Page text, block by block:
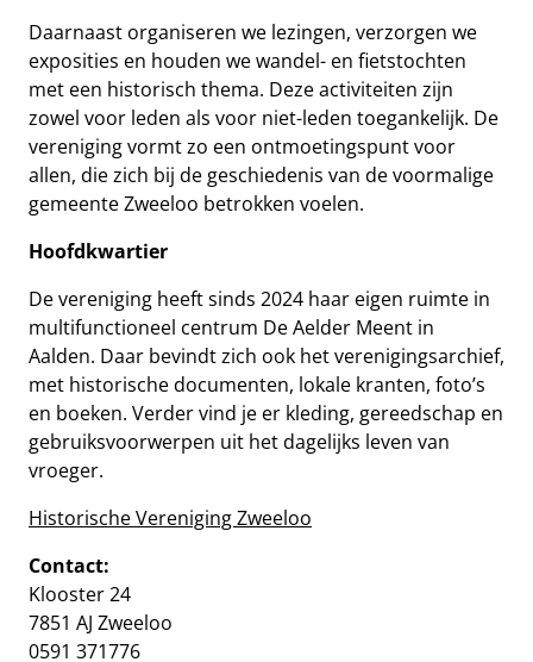
Daarnaast organiseren we lezingen, verzorgen we
exposities en houden we wandel- en fietstochten
met een historisch thema. Deze activiteiten zijn
zowel voor leden als voor niet-leden toegankelijk. De
vereniging vormt zo een ontmoetingspunt voor
allen, die zich bij de geschiedenis van de voormalige
gemeente Zweeloo betrokken voelen.
Hoofdkwartier
De vereniging heeft sinds 2024 haar eigen ruimte in
multifunctioneel centrum De Aelder Meent in
Aalden. Daar bevindt zich ook het verenigingsarchief,
met historische documenten, lokale kranten, foto’s
en boeken. Verder vind je er kleding, gereedschap en
gebruiksvoorwerpen uit het dagelijks leven van
vroeger.
Historische Vereniging Zweeloo
Contact:
Klooster 24
7851 AJ Zweeloo
0591 371776